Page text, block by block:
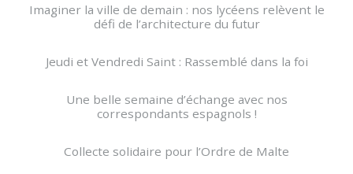
Imaginer la ville de demain : nos lycéens relèvent le
défi de l’architecture du futur
Jeudi et Vendredi Saint : Rassemblé dans la foi
Une belle semaine d’échange avec nos
correspondants espagnols !
Collecte solidaire pour l’Ordre de Malte